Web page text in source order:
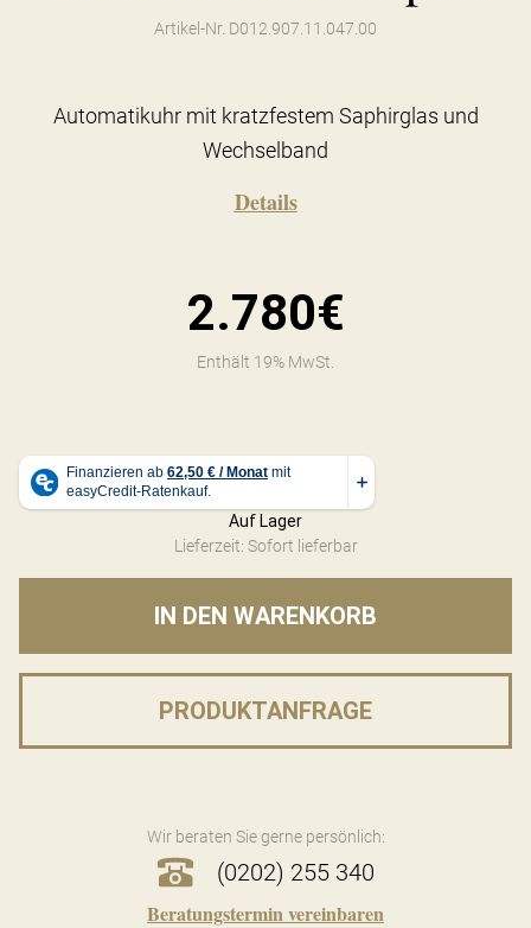
Artikel-Nr. D012.907.11.047.00
Automatikuhr mit kratzfestem Saphirglas und
Wechselband
Details
2.780€
Enthält 19% MwSt.
Auf Lager
Lieferzeit: Sofort lieferbar
IN DEN WARENKORB
PRODUKTANFRAGE
Wir beraten Sie gerne persönlich:
(0202) 255 340
Beratungstermin vereinbaren